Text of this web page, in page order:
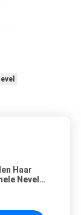
Haar
Nevel